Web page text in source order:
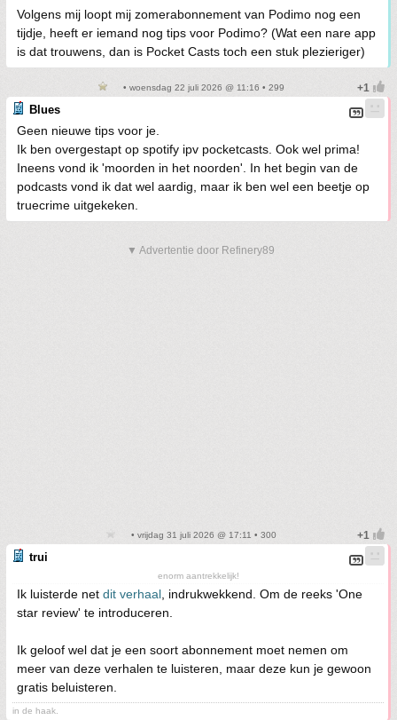
Volgens mij loopt mij zomerabonnement van Podimo nog een
tijdje, heeft er iemand nog tips voor Podimo? (Wat een nare app
is dat trouwens, dan is Pocket Casts toch een stuk plezieriger)
• woensdag 22 juli 2026 @ 11:16 • 299
Blues
Geen nieuwe tips voor je.
Ik ben overgestapt op spotify ipv pocketcasts. Ook wel prima!
Ineens vond ik 'moorden in het noorden'. In het begin van de
podcasts vond ik dat wel aardig, maar ik ben wel een beetje op
truecrime uitgekeken.
▼ Advertentie door Refinery89
• vrijdag 31 juli 2026 @ 17:11 • 300
trui
enorm aantrekkelijk!
Ik luisterde net dit verhaal , indrukwekkend. Om de reeks 'One
star review' te introduceren.
Ik geloof wel dat je een soort abonnement moet nemen om
meer van deze verhalen te luisteren, maar deze kun je gewoon
gratis beluisteren.
in de haak.